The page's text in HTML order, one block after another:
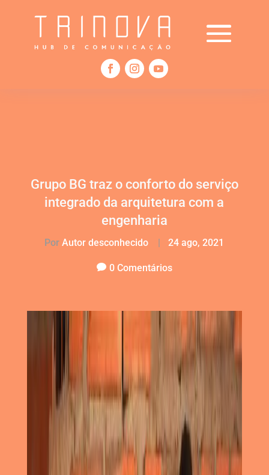
Grupo BG traz o conforto do serviço
integrado da arquitetura com a
engenharia
Por Autor desconhecido | 24 ago, 2021
0 Comentários